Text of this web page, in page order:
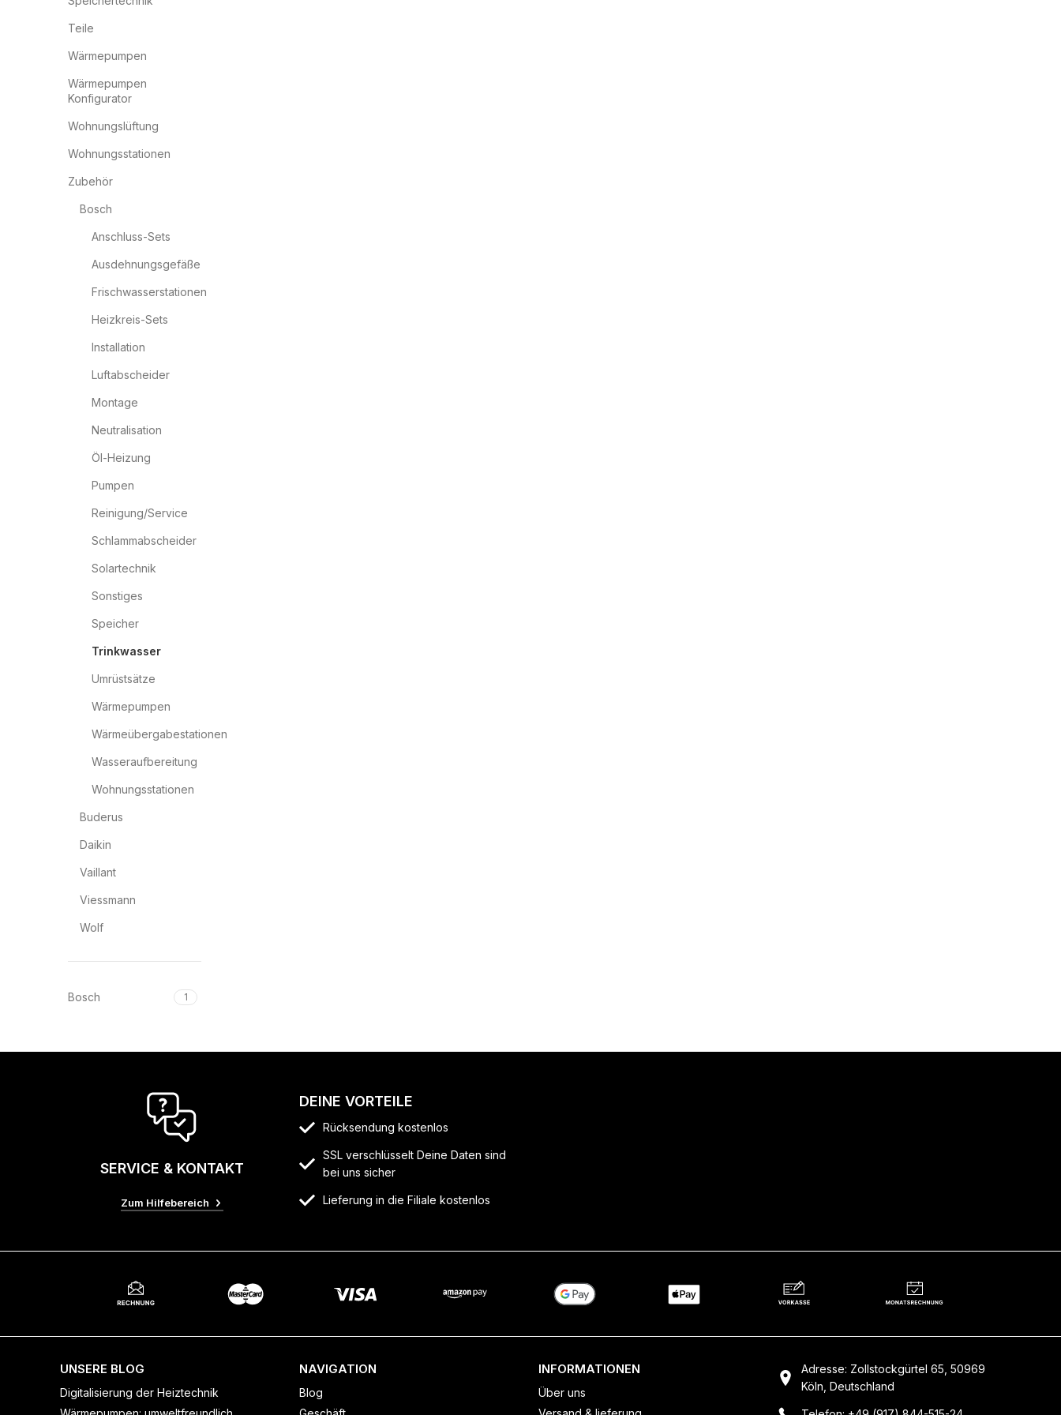
Teile
Wärmepumpen
Wärmepumpen
Konfigurator
Wohnungslüftung
Wohnungsstationen
Zubehör
Bosch
Anschluss-Sets
Ausdehnungsgefäße
Frischwasserstationen
Heizkreis-Sets
Installation
Luftabscheider
Montage
Neutralisation
Öl-Heizung
Pumpen
Reinigung/Service
Schlammabscheider
Solartechnik
Sonstiges
Speicher
Trinkwasser
Umrüstsätze
Wärmepumpen
Wärmeübergabestationen
Wasseraufbereitung
Wohnungsstationen
Buderus
Daikin
Vaillant
Viessmann
Wolf
Bosch 1
SERVICE & KONTAKT
Zum Hilfebereich
DEINE VORTEILE
Rücksendung kostenlos
SSL verschlüsselt Deine Daten sind
bei uns sicher
Lieferung in die Filiale kostenlos
UNSERE BLOG
Digitalisierung der Heiztechnik
NAVIGATION
Blog
INFORMATIONEN
Über uns
Adresse: Zollstockgürtel 65, 50969
Köln, Deutschland